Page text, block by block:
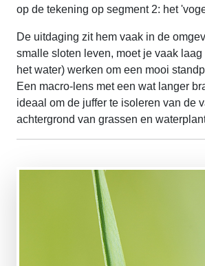
op de tekening op segment 2: het
De uitdaging zit hem vaak in de
smalle sloten leven, moet je vaak
het water) werken om een mooi
Een macro-lens met een wat langer
ideaal om de juffer te isoleren van de
achtergrond van grassen en